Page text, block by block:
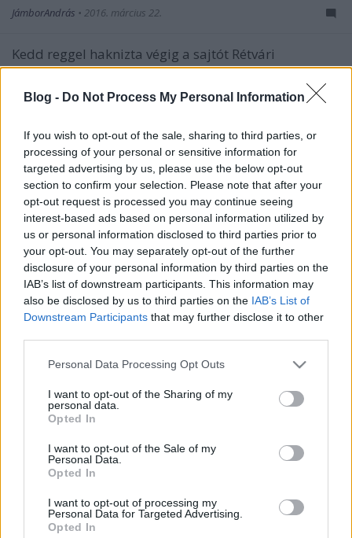
Blog - Do Not Process My Personal Information
If you wish to opt-out of the sale, sharing to third parties, or
processing of your personal or sensitive information for
targeted advertising by us, please use the below opt-out
section to confirm your selection. Please note that after your
opt-out request is processed you may continue seeing
interest-based ads based on personal information utilized by
us or personal information disclosed to third parties prior to
your opt-out. You may separately opt-out of the further
disclosure of your personal information by third parties on the
IAB’s list of downstream participants. This information may
also be disclosed by us to third parties on the IAB’s List of
Downstream Participants that may further disclose it to other
Please note that this website/app uses one or more Google
not limited to your visit or usage behaviour. You may click to
grant or deny consent to Google and its third-party tags to
use your data for below specified purposes in below Google
consent section.
Personal Data Processing Opt Outs
I want to opt-out of the Sharing of my
personal data.
Opted In
I want to opt-out of the Sale of my
Personal Data.
Opted In
I want to opt-out of processing my
Personal Data for Targeted Advertising.
Opted In
JámborAndrás • 2016. március 22.
Kedd reggel haknizta végig a sajtót Rétvári
államtitkár azzal, hogy a kormány meg fogja
szüntetni a KLIK-et. Csakhogy Balog Zoltán emberi
erőforrás-miniszternek válaszolnia kellett Szabó
a 15 napos határidő lejárta után, azaz ma. A kérdés
pedig ez…
folyamatosan frissül
Reggel munkagépek jelentek meg a Városligetben a